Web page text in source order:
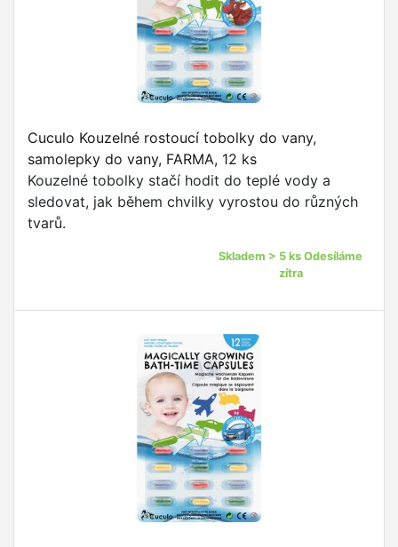
Cuculo Kouzelné rostoucí tobolky do vany,
samolepky do vany, FARMA, 12 ks
Kouzelné tobolky stačí hodit do teplé vody a
sledovat, jak během chvilky vyrostou do různých
tvarů.
Skladem > 5 ks Odesíláme
zítra